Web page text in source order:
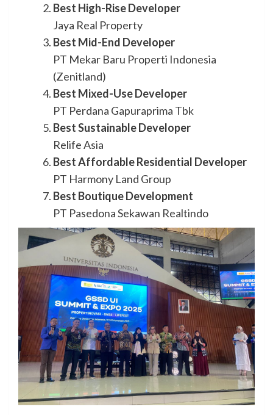
Best High-Rise Developer
Jaya Real Property
Best Mid-End Developer
PT Mekar Baru Properti Indonesia
(Zenitland)
Best Mixed-Use Developer
PT Perdana Gapuraprima Tbk
Best Sustainable Developer
Relife Asia
Best Affordable Residential Developer
PT Harmony Land Group
Best Boutique Development
PT Pasedona Sekawan Realtindo